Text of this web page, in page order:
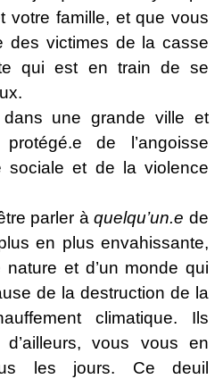
votre famille, et que vous
des victimes de la casse
qui est en train de se
dans une grande ville et
de l’angoisse
sociale et de la violence
parler àquelqu’un.e de
en plus envahissante,
nature et d’un monde qui
de la destruction de la
climatique. Ils
d’ailleurs, vous vous en
les jours. Ce deuil